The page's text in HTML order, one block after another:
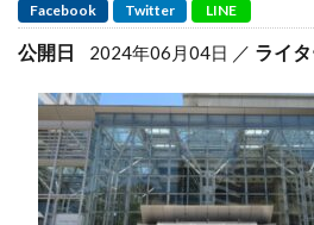
Facebook Twitter LINE
公開日 2024年06月04日 ライ